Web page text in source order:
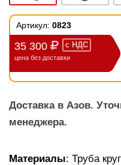
Артикул: 0823
35 300 с НДС
цена без доставки
Доставка в Азов.
менеджера.
Материалы: Труба